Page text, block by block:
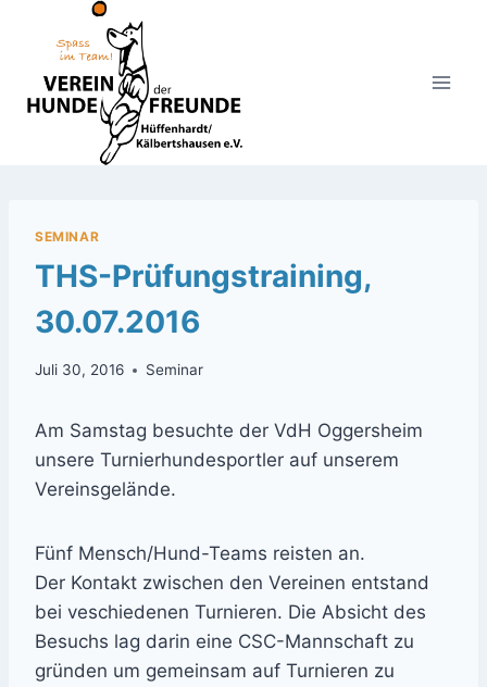
springen
SEMINAR
THS-Prüfungstraining,
30.07.2016
Juli 30, 2016 Seminar
Am Samstag besuchte der VdH Oggersheim
unsere Turnierhundesportler auf unserem
Vereinsgelände.
Fünf Mensch/Hund-Teams reisten an.
Der Kontakt zwischen den Vereinen entstand
bei veschiedenen Turnieren. Die Absicht des
Besuchs lag darin eine CSC-Mannschaft zu
gründen um gemeinsam auf Turnieren zu